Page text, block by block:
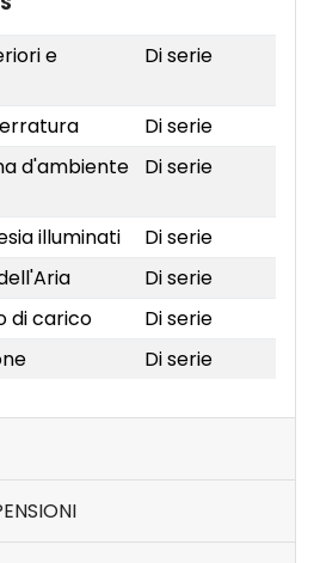
e
Di serie
Di serie
d'ambiente
Di serie
illuminati
Di serie
Di serie
di carico
Di serie
Di serie